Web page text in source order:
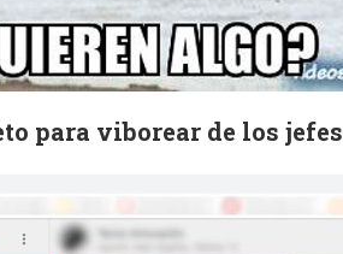
para viborear de los jefes